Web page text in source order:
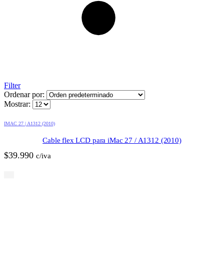
Filter
Ordenar por:
Mostrar:
IMAC 27 | A1312 (2010)
Cable flex LCD para iMac 27 / A1312 (2010)
$39.990 c/iva